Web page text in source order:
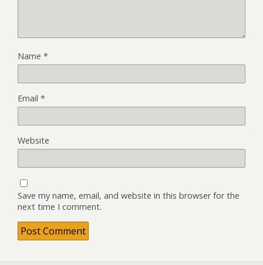
Name *
Email *
Website
Save my name, email, and website in this browser for the
next time I comment.